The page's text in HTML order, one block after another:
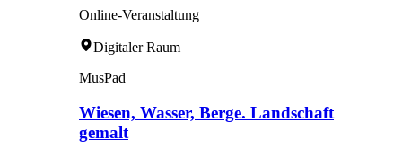
Online-Veranstaltung
Digitaler Raum
MusPad
Wiesen, Wasser, Berge. Landschaft
gemalt